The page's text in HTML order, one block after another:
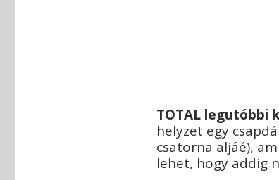
TOTAL legutóbbi
helyzet egy
csatorna aljáé),
lehet, hogy addig